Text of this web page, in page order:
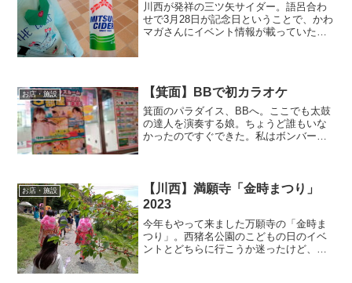
川西が発祥の三ツ矢サイダー。語呂合わ
せで3月28日が記念日ということで、かわ
マガさんにイベント情報が載っていた。
お店・施設 【箕面】BBで初カラオケ
箕面のパラダイス、BBへ。ここでも太鼓
の達人を演奏する娘。ちょうど誰もいな
かったのですぐできた。私はボンバーマ
くて広々遊べた。跳ねろ跳ね...
お店・施設
【川西】満願寺「金時まつり」
2023
今年もやって来ました万願寺の「金時ま
つり」。西猪名公園のこどもの日のイベ
ントとどちらに行こうか迷ったけど、道